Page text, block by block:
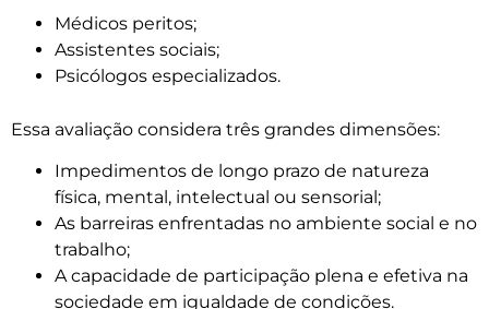
Médicos peritos;
Assistentes sociais;
Psicólogos especializados.
Essa avaliação considera três grandes dimensões:
Impedimentos de longo prazo de natureza
física, mental, intelectual ou sensorial;
As barreiras enfrentadas no ambiente social e no
trabalho;
A capacidade de participação plena e efetiva na
sociedade em igualdade de condições.